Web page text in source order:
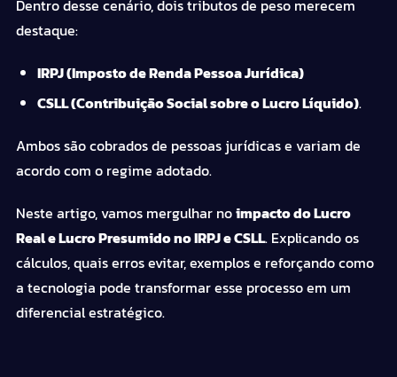
Dentro desse cenário, dois tributos de peso merecem
destaque:
IRPJ (Imposto de Renda Pessoa Jurídica)
CSLL (Contribuição Social sobre o Lucro Líquido).
Ambos são cobrados de pessoas jurídicas e variam de
acordo com o regime adotado.
Neste artigo, vamos mergulhar noimpacto do Lucro
Real e Lucro Presumido no IRPJ e CSLL. Explicando os
cálculos, quais erros evitar, exemplos e reforçando como
a tecnologia pode transformar esse processo em um
diferencial estratégico.